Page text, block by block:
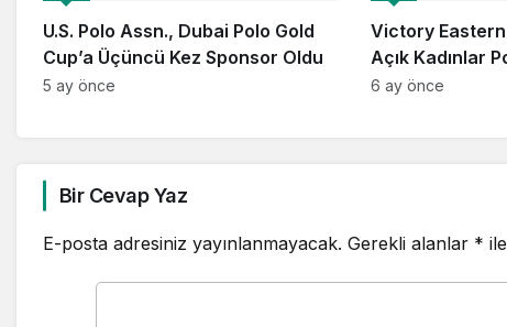
U.S. Polo Assn., Dubai Polo Gold
Cup’a Üçüncü Kez Sponsor Oldu
5 ay önce
Victory
Açık Kadınlar
Kazandı
6 ay önce
Bir Cevap Yaz
E-posta adresiniz yayınlanmayacak. Gerekli alanlar *